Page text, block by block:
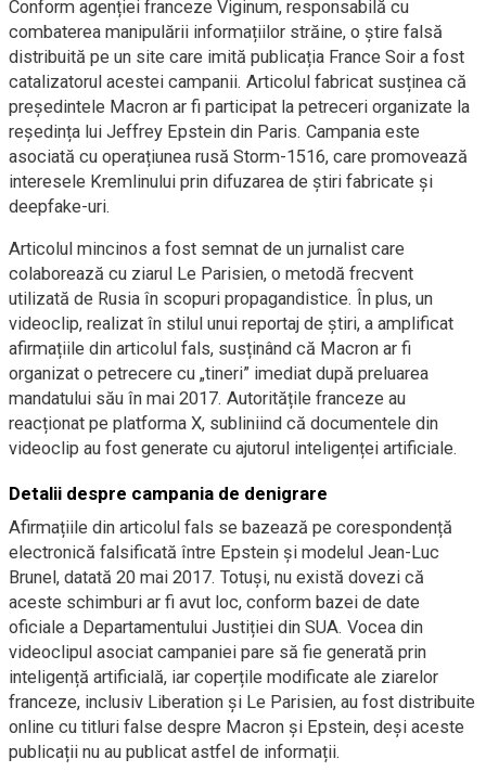
Conform agenției franceze Viginum, responsabilă cu
combaterea manipulării informațiilor străine, o știre falsă
distribuită pe un site care imită publicația France Soir a fost
catalizatorul acestei campanii. Articolul fabricat susținea că
președintele Macron ar fi participat la petreceri organizate la
reședința lui Jeffrey Epstein din Paris. Campania este
asociată cu operațiunea rusă Storm-1516, care promovează
interesele Kremlinului prin difuzarea de știri fabricate și
deepfake-uri.
Articolul mincinos a fost semnat de un jurnalist care
colaborează cu ziarul Le Parisien, o metodă frecvent
utilizată de Rusia în scopuri propagandistice. În plus, un
videoclip, realizat în stilul unui reportaj de știri, a amplificat
afirmațiile din articolul fals, susținând că Macron ar fi
organizat o petrecere cu „tineri” imediat după preluarea
mandatului său în mai 2017. Autoritățile franceze au
reacționat pe platforma X, subliniind că documentele din
videoclip au fost generate cu ajutorul inteligenței artificiale.
Detalii despre campania de denigrare
Afirmațiile din articolul fals se bazează pe corespondență
electronică falsificată între Epstein și modelul Jean-Luc
Brunel, datată 20 mai 2017. Totuși, nu există dovezi că
aceste schimburi ar fi avut loc, conform bazei de date
oficiale a Departamentului Justiției din SUA. Vocea din
videoclipul asociat campaniei pare să fie generată prin
inteligență artificială, iar coperțile modificate ale ziarelor
franceze, inclusiv Liberation și Le Parisien, au fost distribuite
online cu titluri false despre Macron și Epstein, deși aceste
publicații nu au publicat astfel de informații.